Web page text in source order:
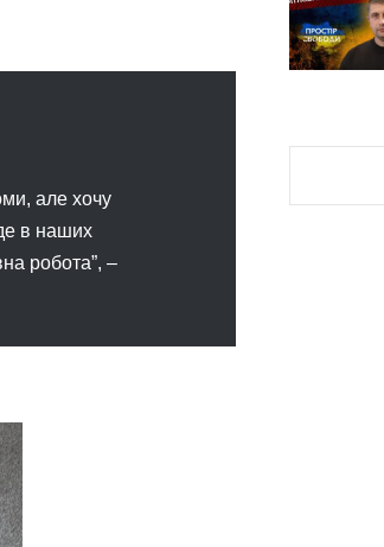
але хочу
в наших
робота”, –